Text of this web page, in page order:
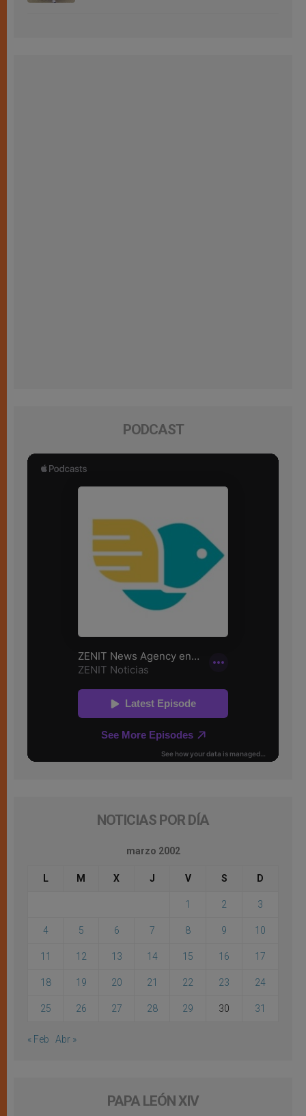
PODCAST
NOTICIAS POR DÍA
marzo 2002
L M X J V S D
1 2 3
4 5 6 7 8 9 10
11 12 13 14 15 16 17
18 19 20 21 22 23 24
25 26 27 28 29 30 31
« Feb Abr »
PAPA LEÓN XIV